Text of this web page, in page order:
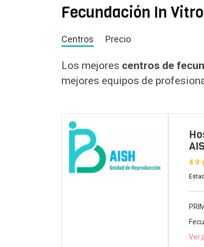
Fecundación In
Centros Precio
Los mejores centros de
mejores equipos de
4.9
Ver